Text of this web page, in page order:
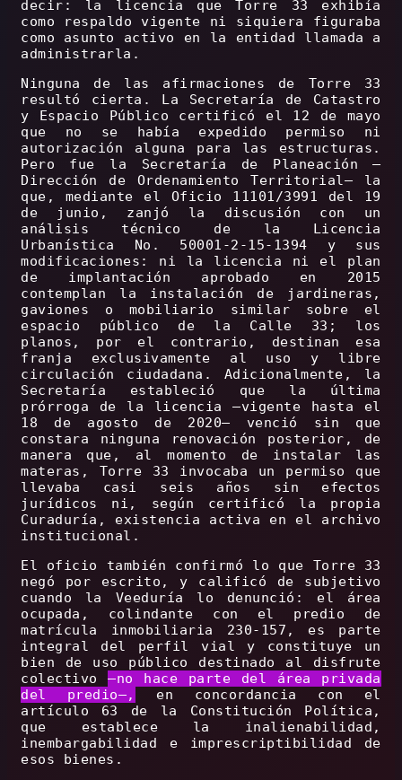
decir: la licencia que Torre 33 exhibía
como respaldo vigente ni siquiera figuraba
como asunto activo en la entidad llamada a
administrarla.
Ninguna de las afirmaciones de Torre 33
resultó cierta. La Secretaría de Catastro
y Espacio Público certificó el 12 de mayo
que no se había expedido permiso ni
autorización alguna para las estructuras.
Pero fue la Secretaría de Planeación –
Dirección de Ordenamiento Territorial– la
que, mediante el Oficio 11101/3991 del 19
de junio, zanjó la discusión con un
análisis técnico de la Licencia
Urbanística No. 50001-2-15-1394 y sus
modificaciones: ni la licencia ni el plan
de implantación aprobado en 2015
contemplan la instalación de jardineras,
gaviones o mobiliario similar sobre el
espacio público de la Calle 33; los
planos, por el contrario, destinan esa
franja exclusivamente al uso y libre
circulación ciudadana. Adicionalmente, la
Secretaría estableció que la última
prórroga de la licencia –vigente hasta el
18 de agosto de 2020– venció sin que
constara ninguna renovación posterior, de
manera que, al momento de instalar las
materas, Torre 33 invocaba un permiso que
llevaba casi seis años sin efectos
jurídicos ni, según certificó la propia
Curaduría, existencia activa en el archivo
institucional.
El oficio también confirmó lo que Torre 33
negó por escrito, y calificó de subjetivo
cuando la Veeduría lo denunció: el área
ocupada, colindante con el predio de
matrícula inmobiliaria 230-157, es parte
integral del perfil vial y constituye un
bien de uso público destinado al disfrute
colectivo–no hace parte del área privada
del predio–,
en concordancia con el
artículo 63 de la Constitución Política,
que establece la inalienabilidad,
inembargabilidad e imprescriptibilidad de
esos bienes.